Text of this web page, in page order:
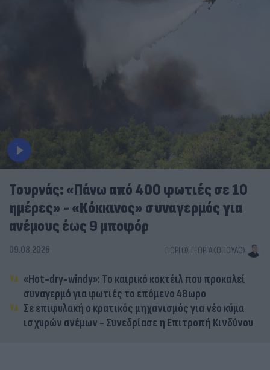
Τουρνάς: «Πάνω από 400 φωτιές σε 10
ημέρες» - «Κόκκινος» συναγερμός για
ανέμους έως 9 μποφόρ
09.08.2026 ΓΙΏΡΓΟΣ ΓΕΩΡΓΑΚΌΠΟΥΛΟΣ
«Hot-dry-windy»: Το καιρικό κοκτέιλ που προκαλεί
συναγερμό για φωτιές το επόμενο 48ωρο
Σε επιφυλακή ο κρατικός μηχανισμός για νέο κύμα
ισχυρών ανέμων - Συνεδρίασε η Επιτροπή Κινδύνου